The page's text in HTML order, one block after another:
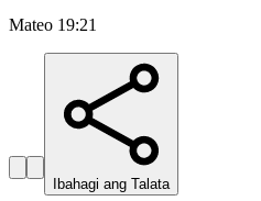
Mateo 19:21
Ibahagi ang Talata